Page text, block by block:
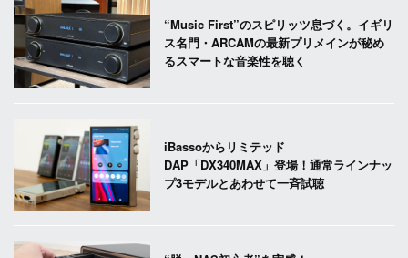
“Music First”のスピリッツ息づく。イギリ
ス名門・ARCAMの最新プリメインが秘め
るスマートな音楽性を聴く
iBassoからリミテッド
DAP「DX340MAX」登場！通常ラインナッ
プ3モデルとあわせて一斉試聴